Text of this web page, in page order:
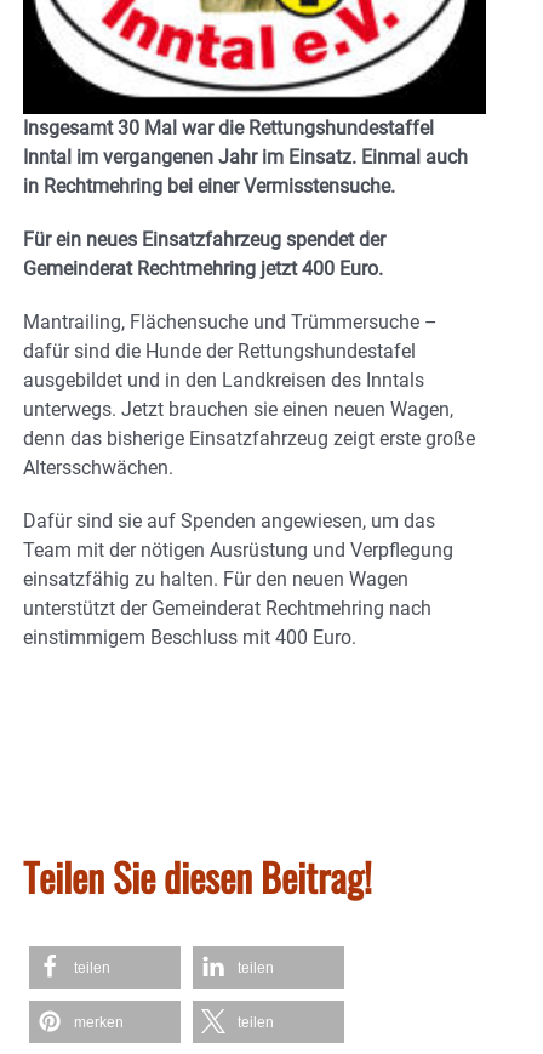
Insgesamt 30 Mal war die Rettungshundestaffel
Inntal im vergangenen Jahr im Einsatz. Einmal auch
in Rechtmehring bei einer Vermisstensuche.
Für ein neues Einsatzfahrzeug spendet der
Gemeinderat Rechtmehring jetzt 400 Euro.
Mantrailing, Flächensuche und Trümmersuche –
dafür sind die Hunde der Rettungshundestafel
ausgebildet und in den Landkreisen des Inntals
unterwegs. Jetzt brauchen sie einen neuen Wagen,
denn das bisherige Einsatzfahrzeug zeigt erste große
Altersschwächen.
Dafür sind sie auf Spenden angewiesen, um das
Team mit der nötigen Ausrüstung und Verpflegung
einsatzfähig zu halten. Für den neuen Wagen
unterstützt der Gemeinderat Rechtmehring nach
einstimmigem Beschluss mit 400 Euro.
Teilen Sie diesen Beitrag!
teilen teilen
merken teilen